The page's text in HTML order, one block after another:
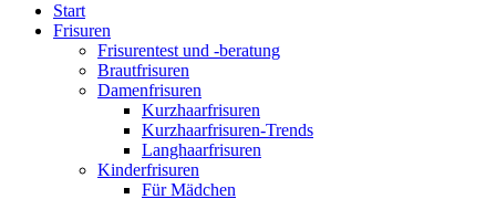
Start
Frisuren
Frisurentest und -beratung
Brautfrisuren
Damenfrisuren
Kurzhaarfrisuren
Kurzhaarfrisuren-Trends
Langhaarfrisuren
Kinderfrisuren
Für Mädchen